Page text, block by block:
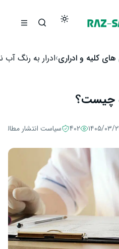
های کلیه و ادراری ادرار به رنگ
چیست؟
۰۳/۲۴ 402 سیاست انتشار مطالب